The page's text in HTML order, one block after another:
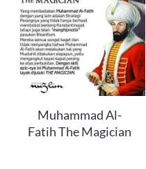
Muhammad Al-
Fatih The Magician